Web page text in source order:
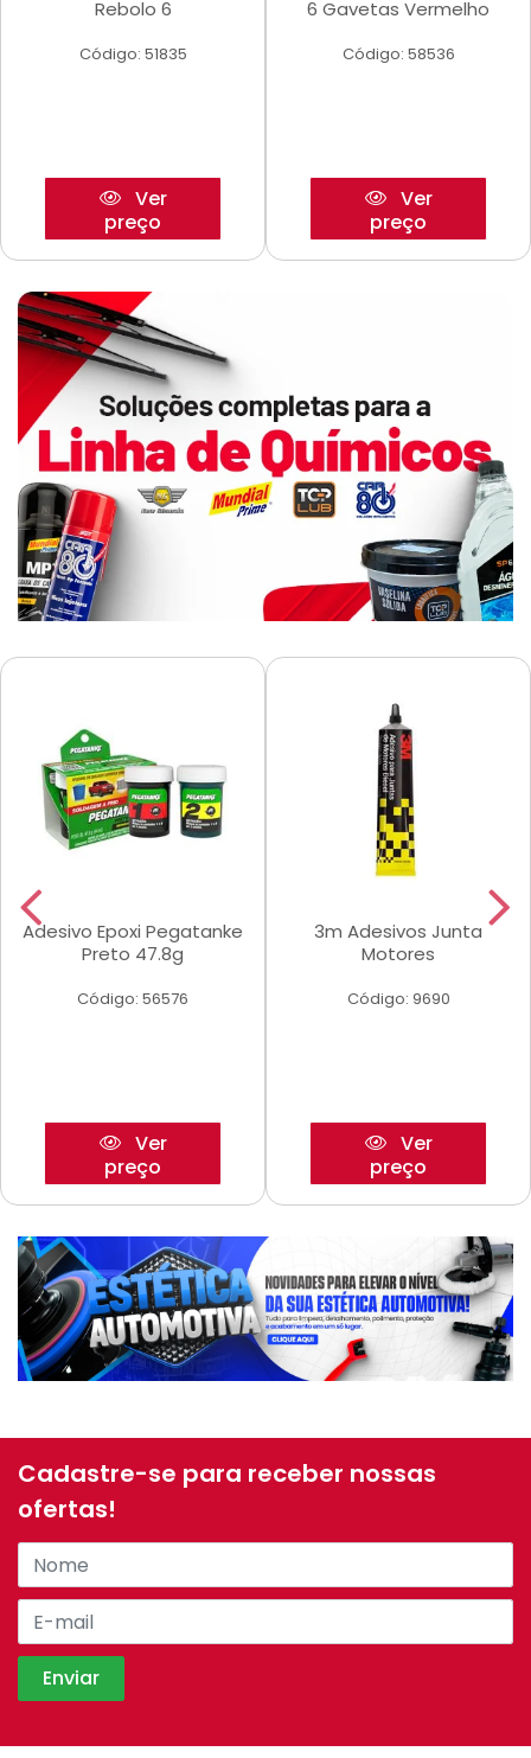
Rebolo 6
Código: 51835
Ver
preço
6 Gavetas Vermelho
Código: 58536
Ver
preço
Adesivo Epoxi Pegatanke
Preto 47.8g
Código: 56576
Ver
preço
3m Adesivos Junta
Motores
Código: 9690
Ver
preço
Cadastre-se para receber nossas
ofertas!